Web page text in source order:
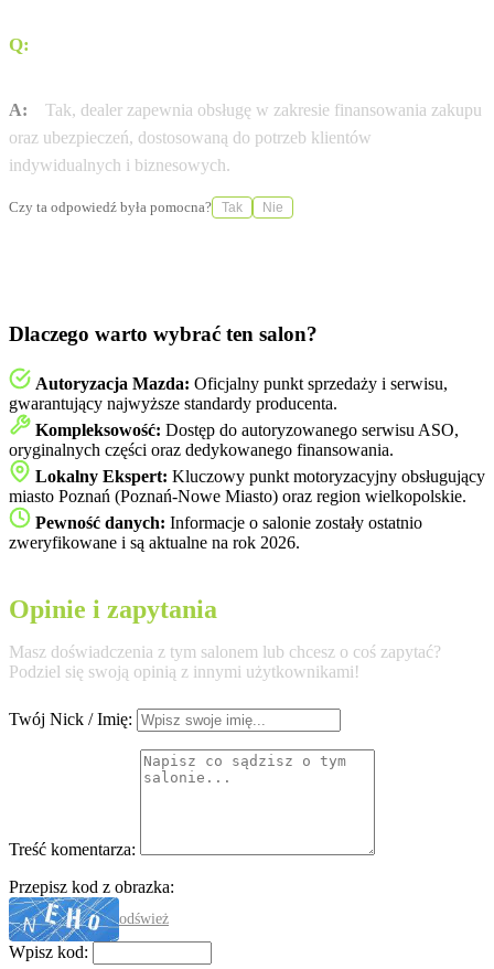
Q:
A:
Tak, dealer zapewnia obsługę w zakresie finansowania zakupu
oraz ubezpieczeń, dostosowaną do potrzeb klientów
indywidualnych i biznesowych.
Czy ta odpowiedź była pomocna? Tak Nie
Dlaczego warto wybrać ten salon?
Autoryzacja Mazda: Oficjalny punkt sprzedaży i serwisu,
gwarantujący najwyższe standardy producenta.
Kompleksowość: Dostęp do autoryzowanego serwisu ASO,
oryginalnych części oraz dedykowanego finansowania.
Lokalny Ekspert: Kluczowy punkt motoryzacyjny obsługujący
miasto Poznań (Poznań-Nowe Miasto) oraz region wielkopolskie.
Pewność danych: Informacje o salonie zostały ostatnio
zweryfikowane i są aktualne na rok 2026.
Opinie i zapytania
Masz doświadczenia z tym salonem lub chcesz o coś zapytać?
Podziel się swoją opinią z innymi użytkownikami!
Twój Nick / Imię:
Treść komentarza:
Przepisz kod z obrazka:
odśwież
Wpisz kod: